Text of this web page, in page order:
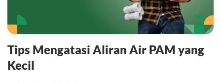
Tips Mengatasi Aliran Air PAM yang
Kecil